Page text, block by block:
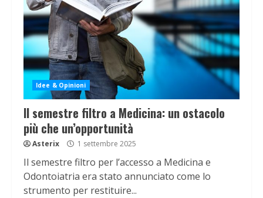
Idee & Opinioni
Il semestre filtro a Medicina: un ostacolo
più che un’opportunità
Asterix 1 settembre 2025
Il semestre filtro per l’accesso a Medicina e
Odontoiatria era stato annunciato come lo
strumento per restituire...